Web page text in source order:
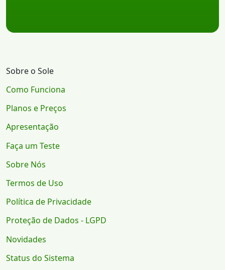
Sobre o Sole
Como Funciona
Planos e Preços
Apresentação
Faça um Teste
Sobre Nós
Termos de Uso
Política de Privacidade
Proteção de Dados - LGPD
Novidades
Status do Sistema